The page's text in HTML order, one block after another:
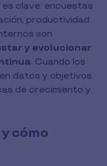
clave: encuestas
productividad
son
y evolucionar
. Cuando los
datos y objetivos
de crecimiento y
cómo